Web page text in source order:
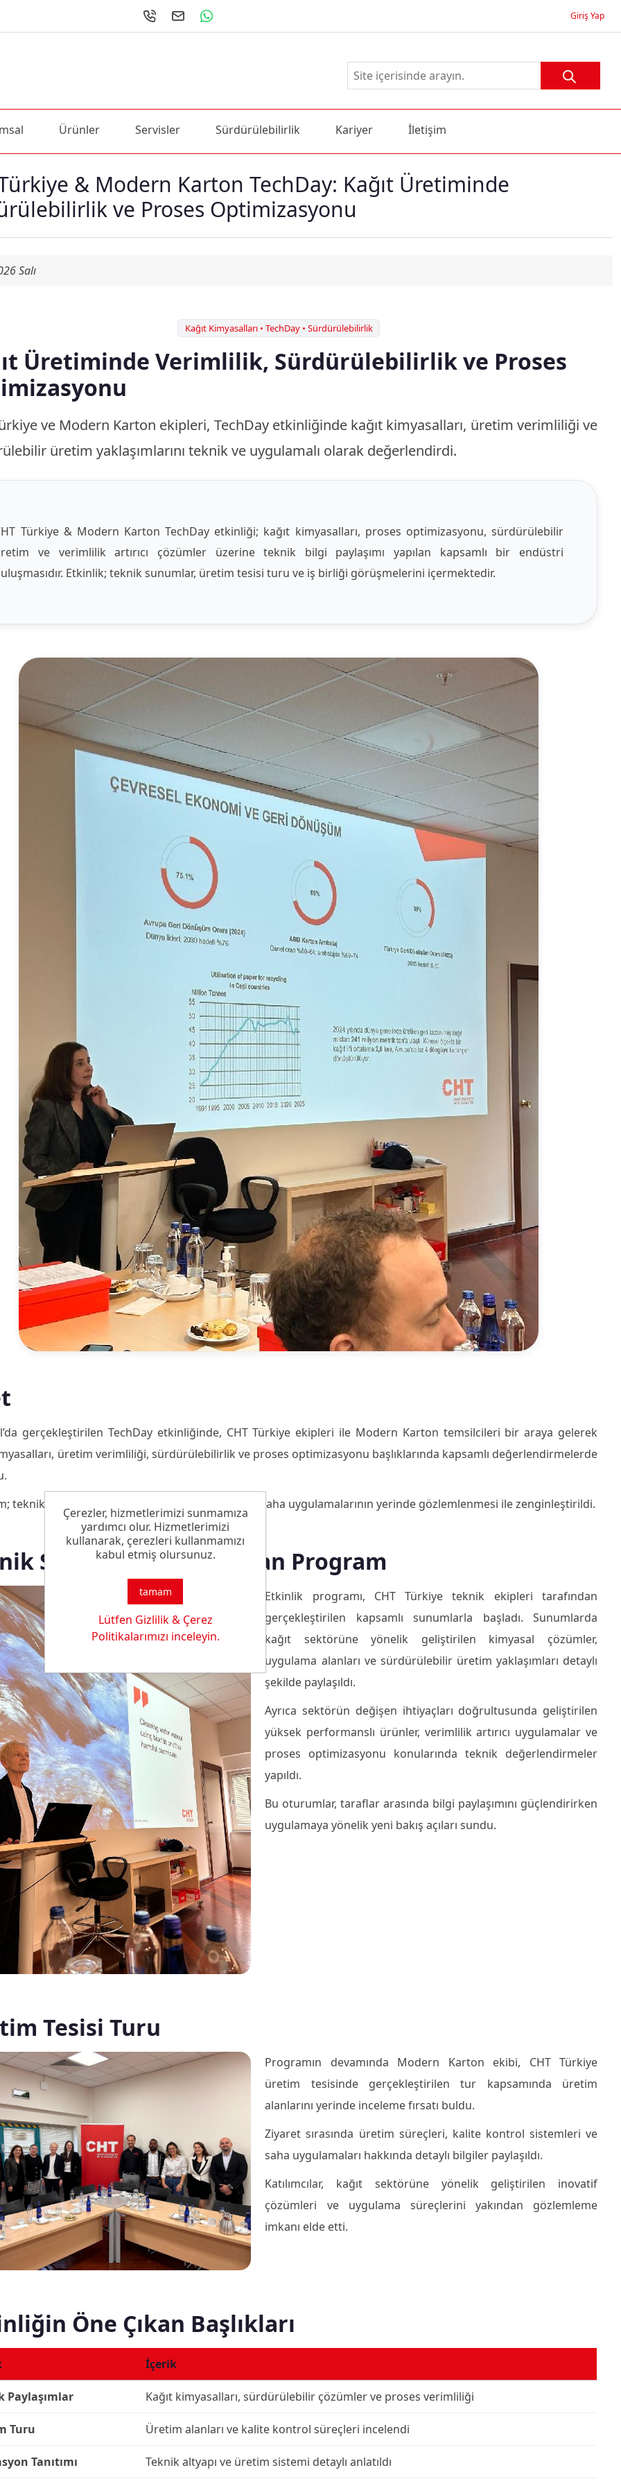
Giriş Yap
Ürünler Servisler Sürdürülebilirlik Kariyer İletişim
& Modern Karton TechDay: Kağıt Üretiminde
ve Proses Optimizasyonu
Salı
Kağıt Kimyasalları • TechDay • Sürdürülebilirlik
Üretiminde Verimlilik, Sürdürülebilirlik ve Proses
ve Modern Karton ekipleri, TechDay etkinliğinde kağıt kimyasalları, üretim verimliliği ve
üretim yaklaşımlarını teknik ve uygulamalı olarak değerlendirdi.
Türkiye & Modern Karton TechDay etkinliği; kağıt kimyasalları, proses optimizasyonu, sürdürülebilir
ve verimlilik artırıcı çözümler üzerine teknik bilgi paylaşımı yapılan kapsamlı bir endüstri
Etkinlik; teknik sunumlar, üretim tesisi turu ve iş birliği görüşmelerini içermektedir.
gerçekleştirilen TechDay etkinliğinde, CHT Türkiye ekipleri ile Modern Karton temsilcileri bir araya gelerek
üretim verimliliği, sürdürülebilirlik ve proses optimizasyonu başlıklarında kapsamlı değerlendirmelerde
teknik paylaşımlar, üretim tesisi incelemeleri ve saha uygulamalarının yerinde gözlemlenmesi ile zenginleştirildi.
Sunumlar ile Başlayan Program
Etkinlik programı, CHT Türkiye teknik ekipleri tarafından
gerçekleştirilen kapsamlı sunumlarla başladı. Sunumlarda
kağıt sektörüne yönelik geliştirilen kimyasal çözümler,
uygulama alanları ve sürdürülebilir üretim yaklaşımları detaylı
şekilde paylaşıldı.
Ayrıca sektörün değişen ihtiyaçları doğrultusunda geliştirilen
yüksek performanslı ürünler, verimlilik artırıcı uygulamalar ve
proses optimizasyonu konularında teknik değerlendirmeler
yapıldı.
Bu oturumlar, taraflar arasında bilgi paylaşımını güçlendirirken
uygulamaya yönelik yeni bakış açıları sundu.
Tesisi Turu
Programın devamında Modern Karton ekibi, CHT Türkiye
üretim tesisinde gerçekleştirilen tur kapsamında üretim
alanlarını yerinde inceleme fırsatı buldu.
Ziyaret sırasında üretim süreçleri, kalite kontrol sistemleri ve
saha uygulamaları hakkında detaylı bilgiler paylaşıldı.
Katılımcılar, kağıt sektörüne yönelik geliştirilen inovatif
çözümleri ve uygulama süreçlerini yakından gözlemleme
imkanı elde etti.
Öne Çıkan Başlıkları
İçerik
Paylaşımlar Kağıt kimyasalları, sürdürülebilir çözümler ve proses verimliliği
Turu Üretim alanları ve kalite kontrol süreçleri incelendi
Tanıtımı Teknik altyapı ve üretim sistemi detaylı anlatıldı
Çerezler, hizmetlerimizi sunmamıza
yardımcı olur. Hizmetlerimizi
kullanarak, çerezleri kullanmamızı
kabul etmiş olursunuz.
tamam
Lütfen Gizlilik & Çerez
Politikalarımızı inceleyin.